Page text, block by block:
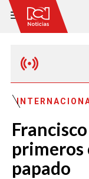
primeros
papado